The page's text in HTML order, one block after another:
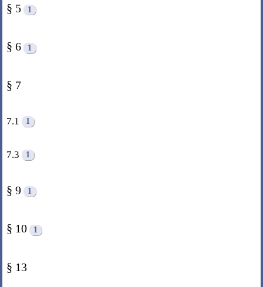
§ 5 1
§ 6 1
§ 7
7.1 1
7.3 1
§ 9 1
§ 10 1
§ 13